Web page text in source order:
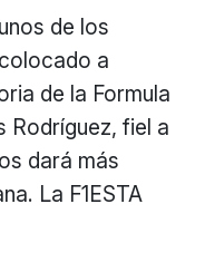
de los
a
de la Formula
Rodríguez, fiel a
dará más
La F1ESTA